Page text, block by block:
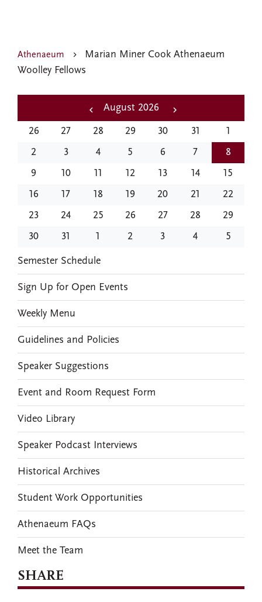
Athenaeum
Marian Miner Cook Athenaeum
Woolley Fellows
August 2026
26 27 28 29 30 31
1
2
3 4 5 6 7
8
9
10 11 12 13 14
15
16
17 18 19 20 21
22
23
24 25 26 27 28
29
30
31 1 2 3 4 5
EVENTS
Semester Schedule
Sign Up for Open Events
Weekly Menu
Guidelines and Policies
Speaker Suggestions
Event and Room Request Form
Video Library
Speaker Podcast Interviews
Historical Archives
Student Work Opportunities
Athenaeum FAQs
Meet the Team
SHARE